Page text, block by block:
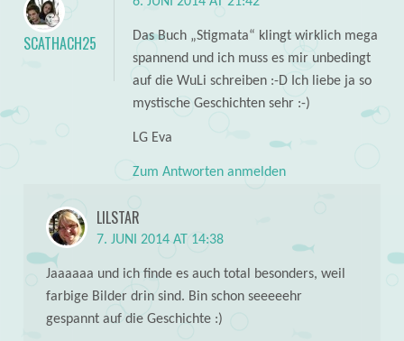
SCATHACH25
Das Buch „Stigmata“ klingt wirklich mega
spannend und ich muss es mir unbedingt
auf die WuLi schreiben :-D Ich liebe ja so
mystische Geschichten sehr :-)
LG Eva
Zum Antworten anmelden
LILSTAR
7. JUNI 2014 AT 14:38
Jaaaaaa und ich finde es auch total besonders, weil
farbige Bilder drin sind. Bin schon seeeeehr
gespannt auf die Geschichte :)